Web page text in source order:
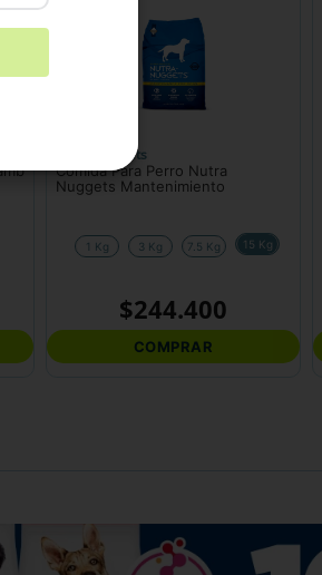
Nutra Nuggets
Comida Para Perro Nutra
Nuggets Mantenimiento
1 Kg 3 Kg 7.5 Kg 15 Kg
$244.400
COMPRAR